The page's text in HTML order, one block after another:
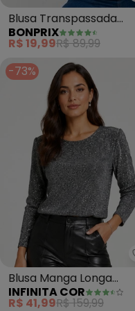
Blusa Transpassada
Manga Longa (Mescla)
BONPRIX
R$ 19,99R$ 89,99
-73%
Blusa Manga Longa
Feminina (Cinza)
INFINITA COR
R$ 41,99R$ 159,99